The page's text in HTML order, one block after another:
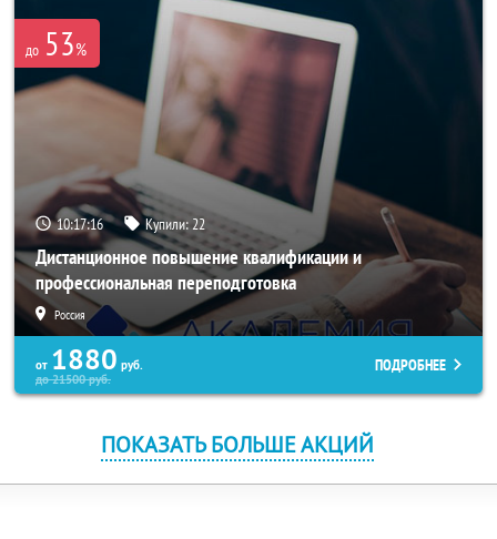
до 53%
10:17:15 Купили:22
Дистанционное повышение квалификации и
профессиональная переподготовка
Россия
от 1880 руб.
до21500руб.
ПОДРОБНЕЕ
ПОКАЗАТЬ БОЛЬШЕ АКЦИЙ